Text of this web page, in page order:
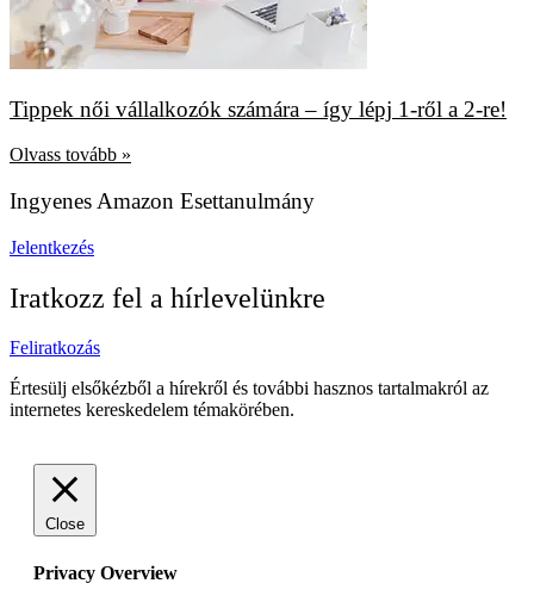
Tippek női vállalkozók számára – így lépj 1-ről a 2-re!
Olvass tovább »
Ingyenes Amazon Esettanulmány
Jelentkezés
Iratkozz fel a hírlevelünkre
Feliratkozás
Értesülj elsőkézből a hírekről és további hasznos tartalmakról az
internetes kereskedelem témakörében.
Close
Privacy Overview